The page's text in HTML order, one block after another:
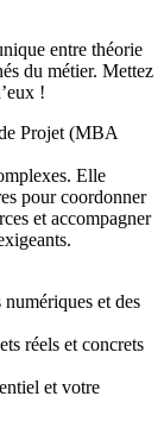
entre théorie
du métier. Mettez
!
Projet (MBA
Elle
pour coordonner
et accompagner
et des
réels et concrets
et votre